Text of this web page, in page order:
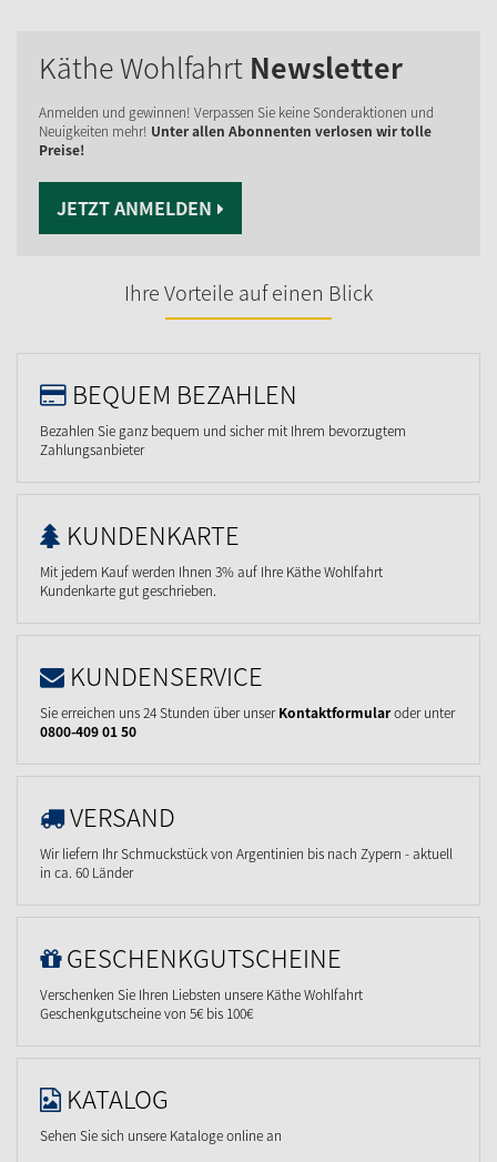
Käthe Wohlfahrt Newsletter
Anmelden und gewinnen! Verpassen Sie keine Sonderaktionen und
Neuigkeiten mehr! Unter allen Abonnenten verlosen wir tolle
Preise!
JETZT ANMELDEN
Ihre Vorteile auf einen Blick
BEQUEM BEZAHLEN
Bezahlen Sie ganz bequem und sicher mit Ihrem bevorzugtem
Zahlungsanbieter
KUNDENKARTE
Mit jedem Kauf werden Ihnen 3% auf Ihre Käthe Wohlfahrt
Kundenkarte gut geschrieben.
KUNDENSERVICE
Sie erreichen uns 24 Stunden über unserKontaktformularoder unter
0800-409 01 50
VERSAND
Wir liefern Ihr Schmuckstück von Argentinien bis nach Zypern - aktuell
in ca. 60 Länder
GESCHENKGUTSCHEINE
Verschenken Sie Ihren Liebsten unsere Käthe Wohlfahrt
Geschenkgutscheine von 5€ bis 100€
KATALOG
Sehen Sie sich unsere Kataloge online an